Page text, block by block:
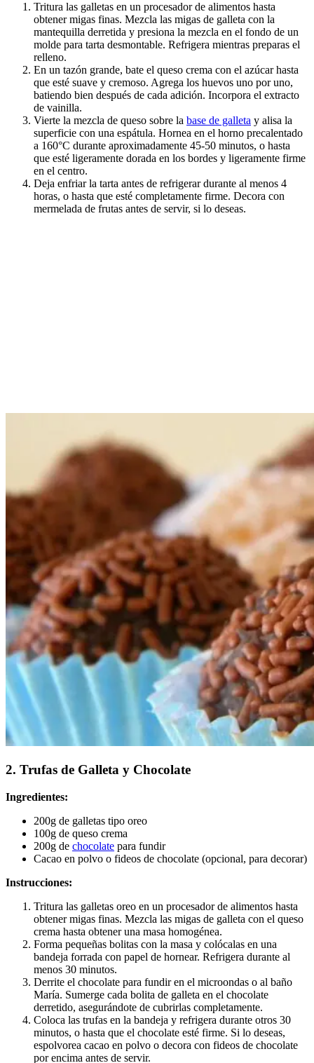
Tritura las galletas en un procesador de alimentos hasta
obtener migas finas. Mezcla las migas de galleta con la
mantequilla derretida y presiona la mezcla en el fondo de un
molde para tarta desmontable. Refrigera mientras preparas el
relleno.
En un tazón grande, bate el queso crema con el azúcar hasta
que esté suave y cremoso. Agrega los huevos uno por uno,
batiendo bien después de cada adición. Incorpora el extracto
de vainilla.
Vierte la mezcla de queso sobre la base de galleta y alisa la
superficie con una espátula. Hornea en el horno precalentado
a 160°C durante aproximadamente 45-50 minutos, o hasta
que esté ligeramente dorada en los bordes y ligeramente firme
en el centro.
Deja enfriar la tarta antes de refrigerar durante al menos 4
horas, o hasta que esté completamente firme. Decora con
mermelada de frutas antes de servir, si lo deseas.
2. Trufas de Galleta y Chocolate
Ingredientes:
200g de galletas tipo oreo
100g de queso crema
200g de chocolate para fundir
Cacao en polvo o fideos de chocolate (opcional, para decorar)
Instrucciones:
Tritura las galletas oreo en un procesador de alimentos hasta
obtener migas finas. Mezcla las migas de galleta con el queso
crema hasta obtener una masa homogénea.
Forma pequeñas bolitas con la masa y colócalas en una
bandeja forrada con papel de hornear. Refrigera durante al
menos 30 minutos.
Derrite el chocolate para fundir en el microondas o al baño
María. Sumerge cada bolita de galleta en el chocolate
derretido, asegurándote de cubrirlas completamente.
Coloca las trufas en la bandeja y refrigera durante otros 30
minutos, o hasta que el chocolate esté firme. Si lo deseas,
espolvorea cacao en polvo o decora con fideos de chocolate
por encima antes de servir.